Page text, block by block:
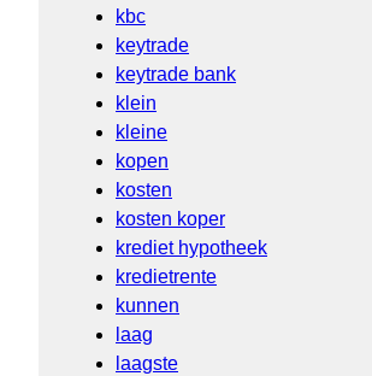
kbc
keytrade
keytrade bank
klein
kleine
kopen
kosten
kosten koper
krediet hypotheek
kredietrente
kunnen
laag
laagste